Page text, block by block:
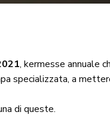
, kermesse annuale
specializzata, a
di queste.